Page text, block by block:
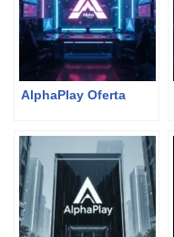
AlphaPlay Oferta